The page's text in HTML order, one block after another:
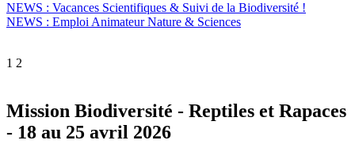
NEWS : Vacances Scientifiques & Suivi de la Biodiversité !
NEWS : Emploi Animateur Nature & Sciences
1 2
Mission Biodiversité - Reptiles et Rapaces
- 18 au 25 avril 2026